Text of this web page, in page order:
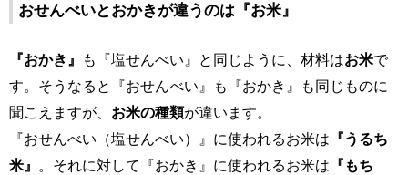
おせんべいとおかきが違うのは『お米』
『おかき』 も『塩せんべい』と同じように、材料はお米で
す。そうなると『おせんべい』も『おかき』も同じものに
聞こえますが、 お米の種類が違います。
『おせんべい（塩せんべい）』に使われるお米は 『うるち
米』
。それに対して『おかき』に使われるお米は 『もち